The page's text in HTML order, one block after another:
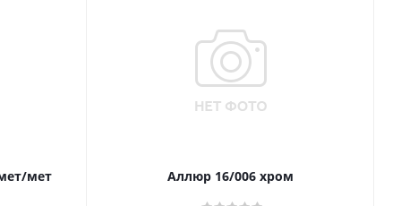
мет
Аллюр 16/006 хром